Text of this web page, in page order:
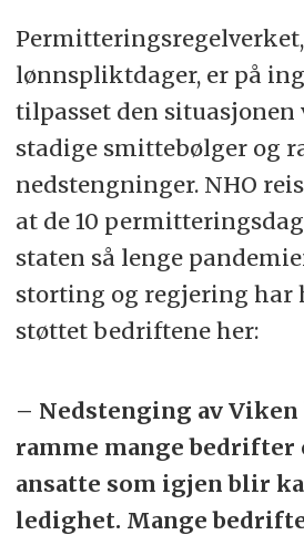
Permitteringsregelverket,
lønnspliktdager, er på
tilpasset den situasjonen
stadige smittebølger og
nedstengninger. NHO
at de 10
staten så lenge
storting og regjering
støttet bedriftene her:
– Nedstenging av
ramme mange bedrifter
ansatte som igjen blir
ledighet. Mange